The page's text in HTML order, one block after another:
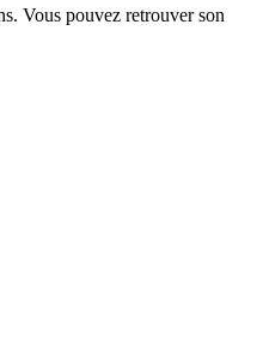
Vous pouvez retrouver son